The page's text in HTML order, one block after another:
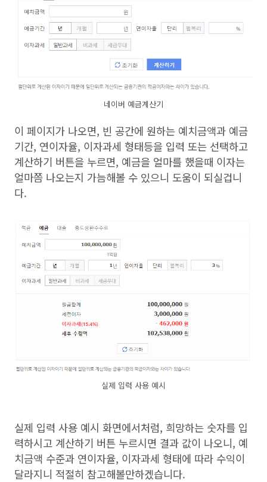
네이버 예금계산기
이 페이지가 나오면, 빈 공간에 원하는 예치금액과 예금
기간, 연이자율, 이자과세 형태등을 입력 또는 선택하고
계산하기 버튼을 누르면, 예금을 얼마를 했을때 이자는
얼마쯤 나오는지 가늠해볼 수 있으니 도움이 되실겁니
다.
실제 입력 사용 예시
실제 입력 사용 예시 화면에서처럼, 희망하는 숫자를 입
력하시고 계산하기 버튼 누르시면 결과 값이 나오니, 예
치금액 수준과 연이자율, 이자과세 형태에 따라 수익이
달라지니 적절히 참고해볼만하겠습니다.